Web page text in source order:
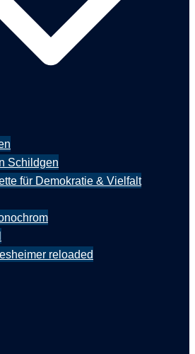
Schildgen
für Demokratie & Vielfalt
reloaded